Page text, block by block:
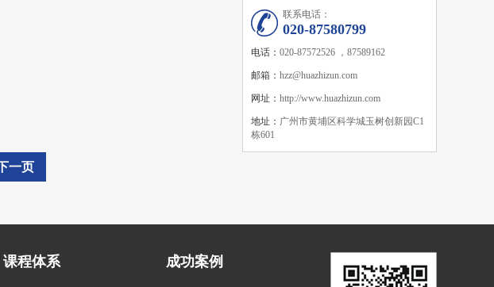
联系电话：
020-87580799
电话： 020-87572526 ，87589162
邮箱： hzz@huazhizun.com
网址： http://www.huazhizun.com
地址： 广州市黄埔区科学城玉树创新园C1
栋601
一页
课程体系 成功案例